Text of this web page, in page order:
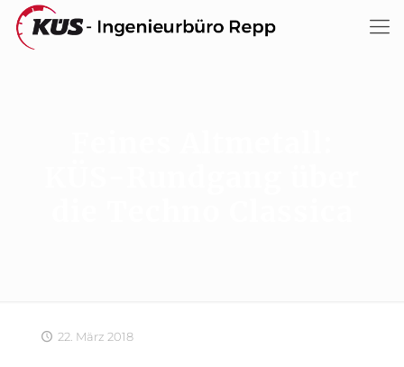
22. März 2018